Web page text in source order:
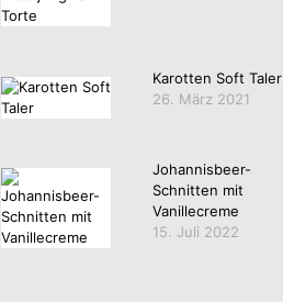
Karotten Soft Taler
26. März 2021
Johannisbeer-
Schnitten mit
Vanillecreme
15. Juli 2022